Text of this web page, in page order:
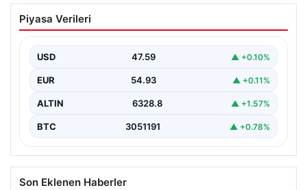
Türk Hava Kuvvetleri’nin ilk kadın
paşası Özlem Karapınar oldu
Özlem Karapınar İlk Kadın Paşa Oldu”,…
Piyasa Verileri
USD 47.59 ▲ +0.10%
EUR 54.93 ▲ +0.11%
ALTIN 6328.8 ▲ +1.57%
BTC 3051191 ▲ +0.78%
Son Eklenen Haberler